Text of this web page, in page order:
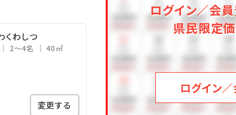
くわしつ
2～4名 40㎡
変更する
ログイン／会員
県民限定
ログイン